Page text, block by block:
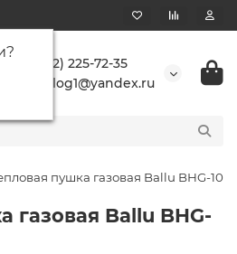
?
+7 (862) 225-72-35
buranlog1@yandex.ru
пушка газовая Ballu BHG-10
газовая Ballu BHG-